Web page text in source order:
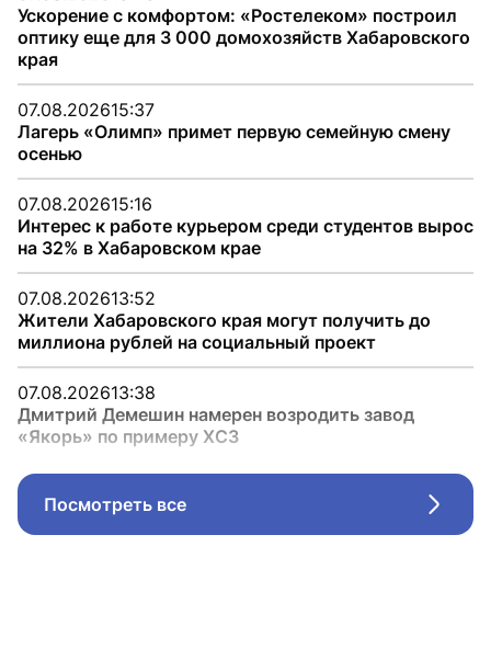
Ускорение с комфортом: «Ростелеком» построил
оптику еще для 3 000 домохозяйств Хабаровского
края
07.08.202615:37
Лагерь «Олимп» примет первую семейную смену
осенью
07.08.202615:16
Интерес к работе курьером среди студентов вырос
на 32% в Хабаровском крае
07.08.202613:52
Жители Хабаровского края могут получить до
миллиона рублей на социальный проект
07.08.202613:38
Дмитрий Демешин намерен возродить завод
«Якорь» по примеру ХСЗ
Посмотреть все